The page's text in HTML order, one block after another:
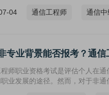
04 通信工程师 通信
专业背景能否报考？通
师职业资格考试是评估个人在
业发展的途径。然而，对于非